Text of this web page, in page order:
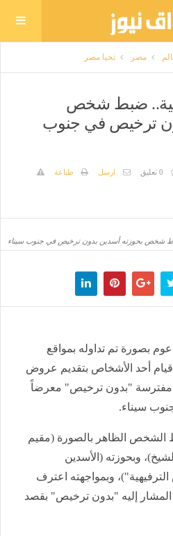
مصر تحيا مصر
ضبط شخص
ترخيص في جنوب
0 تعليق ارسل
طباعة
شخص بحوزته أسدين بدون ترخيص في جنوب سيناء
بصورة تم تداوله بمواقع
أحد الأشخاص بتقديم عروض
مفترسة "بدون ترخيص" معرضاً
سيناء.
الشخص الظاهر بالصورة (مقيم
وبحوزته (الأسدين
وبمواجهته اعترف
المشار إليه "بدون ترخيص" بقصد